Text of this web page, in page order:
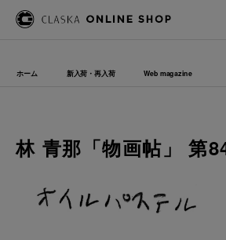
ホーム 新入荷・再入荷 Web magazine
林 青那「物画帖」 第